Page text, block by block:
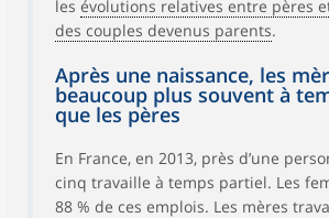
les évolutions relatives entre pères
des couples devenus parents.
Après une naissance, les
beaucoup plus souvent à
que les pères
En France, en 2013, près d’une
cinq travaille à temps partiel. Les
88 % de ces emplois. Les mères